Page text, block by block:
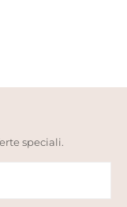
speciali.